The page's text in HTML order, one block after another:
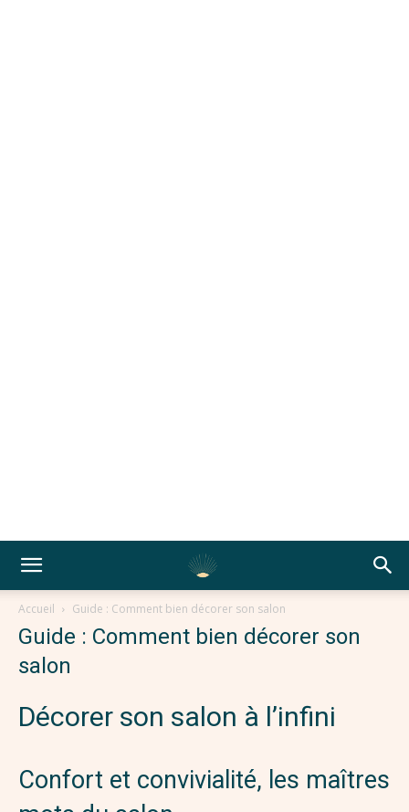
Accueil Guide : Comment bien décorer son salon
Guide : Comment bien décorer son
salon
Décorer son salon à l’infini
Confort et convivialité, les maîtres